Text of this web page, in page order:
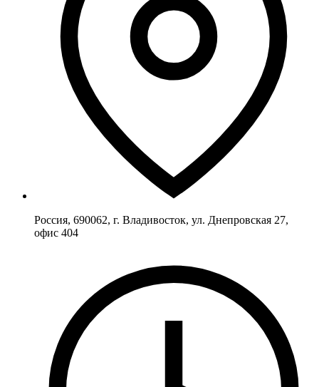
Россия, 690062, г. Владивосток, ул. Днепровская 27,
офис 404